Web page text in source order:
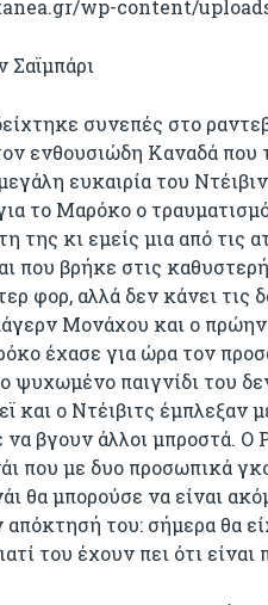
συνεπές στο
ενθουσιώδη Καναδά
ευκαιρία του
το Μαρόκο ο
της κι εμείς μια από τις
που βρήκε στις
φορ, αλλά δεν κάνει τις
Μονάχου και ο
έχασε για ώρα τον
ψυχωμένο παιγνίδι του
και ο Ντέιβιτς
να βγουν άλλοι μπροστά. Ο
που με δυο προσωπικά
θα μπορούσε να είναι
απόκτησή του: σήμερα θα
του έχουν πει ότι